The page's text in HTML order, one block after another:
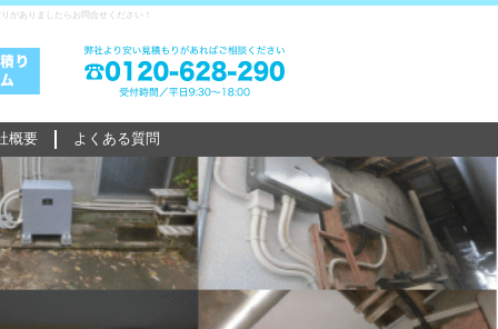
がありましたらお問合せください！
概要 よくある質問